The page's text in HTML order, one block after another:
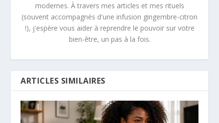
modernes. À travers mes articles et mes rituels
(souvent accompagnés d'une infusion gingembre-citron
!), j'espère vous aider à reprendre le pouvoir sur votre
bien-être, un pas à la fois.
ARTICLES SIMILAIRES